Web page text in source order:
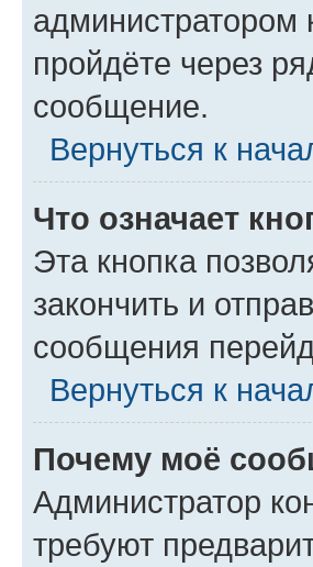
администратором
пройдёте через
сообщение.
Вернуться к
Что означает
Эта кнопка
закончить и
сообщения
Вернуться к
Почему моё
Администратор
требуют